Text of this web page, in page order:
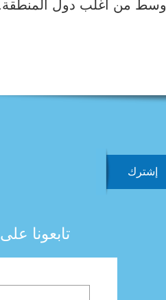
تابعونا على